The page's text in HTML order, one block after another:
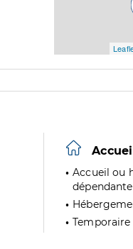
Accueil ou
Temporaire